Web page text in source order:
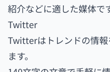
紹介などに適した媒体で
Twitter
Twitterはトレンドの情
ます。